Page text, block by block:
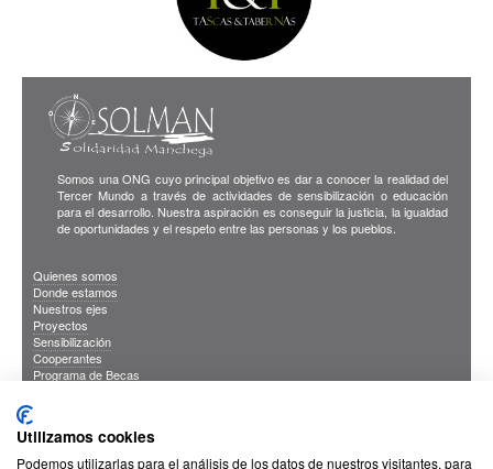
Somos una ONG cuyo principal objetivo es dar a conocer la realidad del
Tercer Mundo a través de actividades de sensibilización o educación
para el desarrollo. Nuestra aspiración es conseguir la justicia, la igualdad
de oportunidades y el respeto entre las personas y los pueblos.
Quienes somos
Donde estamos
Nuestros ejes
Proyectos
Sensibilización
Cooperantes
Programa de Becas
Sus Datos Seguros
Cookies
Utilizamos cookies
Podemos utilizarlas para el análisis de los datos de nuestros visitantes, para